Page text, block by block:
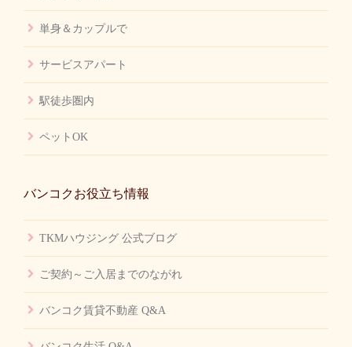
単身＆カップルで
サービスアパート
駅徒歩圏内
ペットOK
バンコクお役立ち情報
TKMハウジング 公式ブログ
ご契約～ご入居までのながれ
バンコク賃貸不動産 Q&A